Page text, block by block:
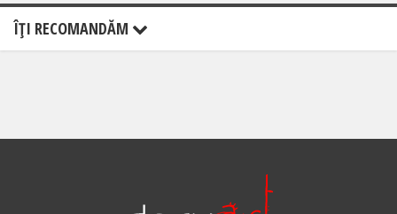
ÎŢI RECOMANDĂM